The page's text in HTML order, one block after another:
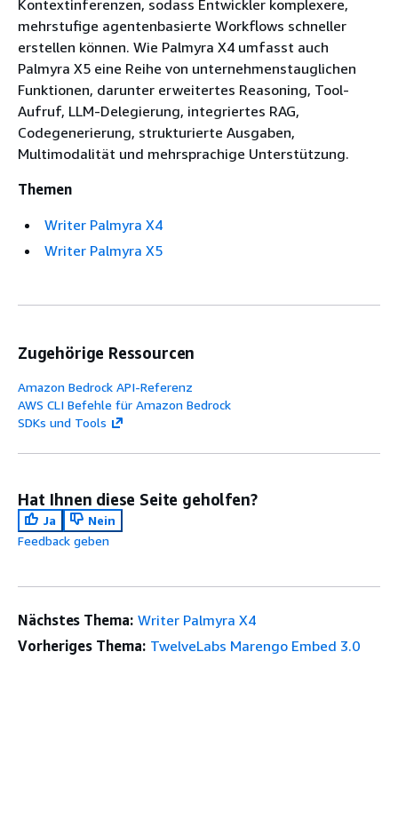
Kontextinferenzen, sodass Entwickler komplexere,
mehrstufige agentenbasierte Workflows schneller
erstellen können. Wie Palmyra X4 umfasst auch
Palmyra X5 eine Reihe von unternehmenstauglichen
Funktionen, darunter erweitertes Reasoning, Tool-
Aufruf, LLM-Delegierung, integriertes RAG,
Codegenerierung, strukturierte Ausgaben,
Multimodalität und mehrsprachige Unterstützung.
Themen
Writer Palmyra X4
Writer Palmyra X5
Zugehörige Ressourcen
Amazon Bedrock API-Referenz
AWS CLI Befehle für Amazon Bedrock
SDKs und Tools
Hat Ihnen diese Seite geholfen?
Ja
Nein
Feedback geben
Nächstes Thema: Writer Palmyra X4
Vorheriges Thema: TwelveLabs Marengo Embed 3.0